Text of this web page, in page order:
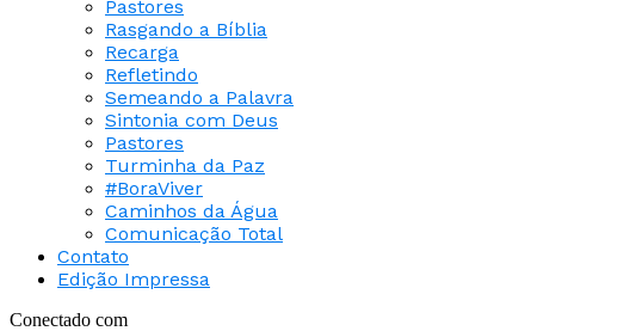
Pastores
Rasgando a Bíblia
Recarga
Refletindo
Semeando a Palavra
Sintonia com Deus
Pastores
Turminha da Paz
#BoraViver
Caminhos da Água
Comunicação Total
Contato
Edição Impressa
Conectado com